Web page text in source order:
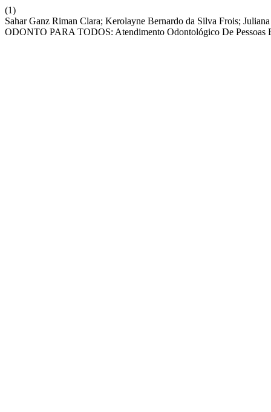
(1)
Sahar Ganz Riman Clara; Kerolayne Bernardo da Silva Frois;
ODONTO PARA TODOS: Atendimento Odontológico De Pessoas